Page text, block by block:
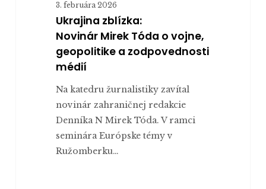
3. februára 2026
Ukrajina zblízka:
Novinár Mirek Tóda o vojne,
geopolitike a zodpovednosti
médií
Na katedru žurnalistiky zavítal
novinár zahraničnej redakcie
Denníka N Mirek Tóda. V ramci
seminára Európske témy v
Ružomberku…